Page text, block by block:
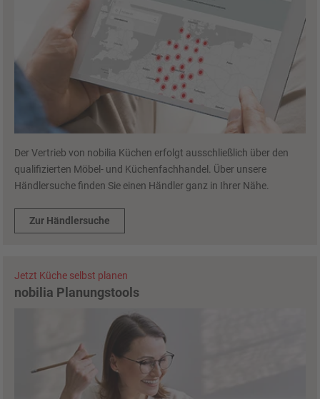
Der Vertrieb von nobilia Küchen erfolgt ausschließlich über den
qualifizierten Möbel- und Küchenfachhandel. Über unsere
Händlersuche finden Sie einen Händler ganz in Ihrer Nähe.
Zur Händlersuche
Jetzt Küche selbst planen
nobilia Planungstools